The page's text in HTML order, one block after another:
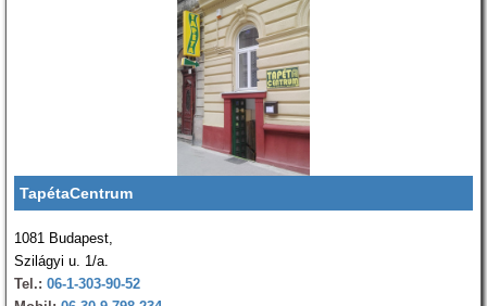
TapétaCentrum
1081 Budapest,
Szilágyi u. 1/a.
Tel.: 06-1-303-90-52